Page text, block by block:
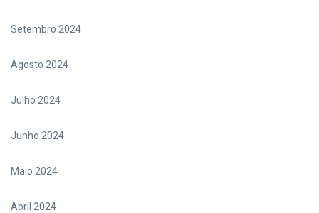
Setembro 2024
Agosto 2024
Julho 2024
Junho 2024
Maio 2024
Abril 2024